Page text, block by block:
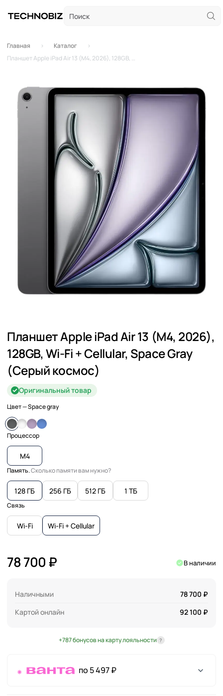
Главная
Каталог
Планшет Apple iPad Air 13 (M4, 2026), 128GB, Wi-Fi + Cellular, Space Gray (Серый космос)
Планшет Apple iPad Air 13 (M4, 2026),
128GB, Wi-Fi + Cellular, Space Gray
(Серый космос)
Оригинальный товар
Цвет— Space gray
Процессор
M4
Память.Сколько памяти вам нужно?
128 ГБ 256 ГБ 512 ГБ 1 ТБ
Связь
Wi-Fi Wi-Fi + Cellular
78 700 ₽ В наличии
Наличными
78 700 ₽
Картой онлайн
92 100 ₽
+787 бонусов на карту лояльности ?
по 5 497 ₽